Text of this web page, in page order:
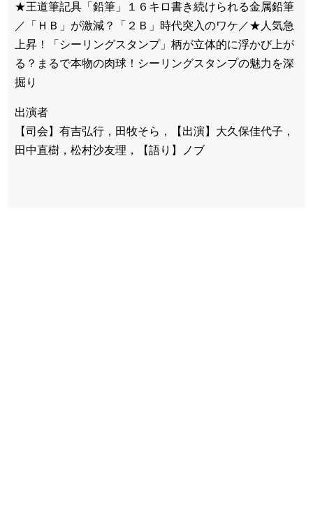
★王道筆記具「鉛筆」１６キロ書き続けられる金属鉛筆
／「ＨＢ」が激減？「２Ｂ」時代突入のワケ／★人気急
上昇！「シーリングスタンプ」柄が立体的に浮かび上が
る？まるで本物の肉球！シーリングスタンプの魅力を深
掘り
出演者
【司会】有吉弘行，田牧そら，【出演】大久保佳代子，
田中直樹，松村沙友理，【語り】ノブ